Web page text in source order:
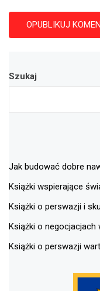
Szukaj
Jak budować dobre
Książki wspierające
Książki o perswazji i
Książki o negocjacjach
Książki o perswazji